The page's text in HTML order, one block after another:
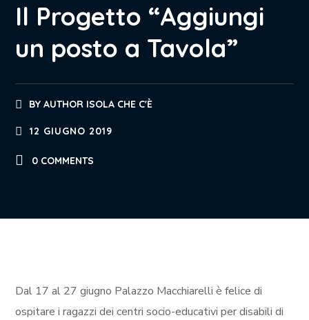
Il Progetto “Aggiungi
un posto a Tavola”
BY AUTHOR ISOLA CHE C'È
12 GIUGNO 2019
0 COMMENTS
Dal 17 al 27 giugno Palazzo Macchiarelli è felice di
ospitare i ragazzi dei centri socio-educativi per disabili di